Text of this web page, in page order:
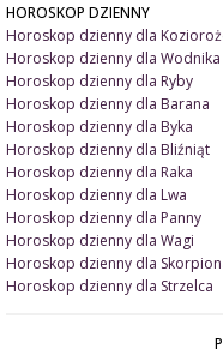
HOROSKOP DZIENNY
Horoskop dzienny dla
Horoskop dzienny dla Wodnika
Horoskop dzienny dla Ryby
Horoskop dzienny dla Barana
Horoskop dzienny dla Byka
Horoskop dzienny dla Bliźniąt
Horoskop dzienny dla Raka
Horoskop dzienny dla Lwa
Horoskop dzienny dla Panny
Horoskop dzienny dla Wagi
Horoskop dzienny dla
Horoskop dzienny dla Strzelca